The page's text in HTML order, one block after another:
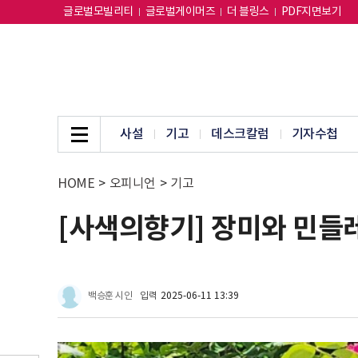
글로벌모빌리티 글로벌게이머즈 더 블링스 PDF지면보기
사설 기고 데스크칼럼 기자수첩
HOME > 오피니언 > 기고
[사색의향기] 장미와 민들
백승훈 시인 입력 2025-06-11 13:39